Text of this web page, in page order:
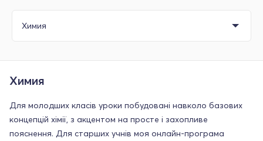
Химия
Для молодших класів уроки побудовані навколо базових
концепцій хімії, з акцентом на просте і захопливе
пояснення. Для старших учнів моя онлайн-програма